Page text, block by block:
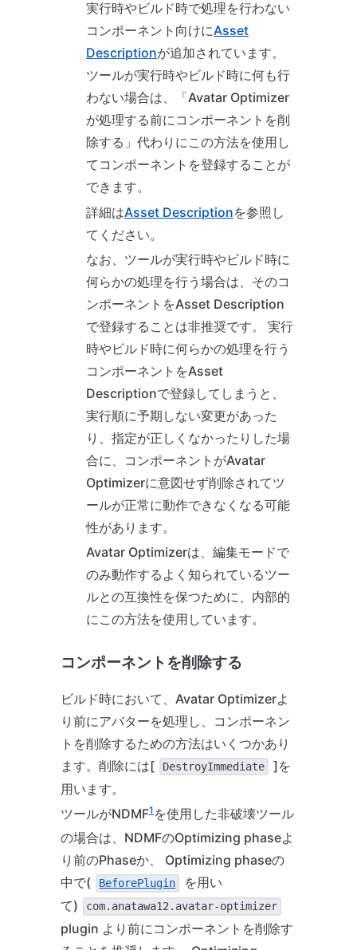
実行時やビルド時で処理を行わない
コンポーネント向けにAsset
Descriptionが追加されています。
ツールが実行時やビルド時に何も行
わない場合は、「Avatar Optimizer
が処理する前にコンポーネントを削
除する」代わりにこの方法を使用し
てコンポーネントを登録することが
できます。
詳細はAsset Descriptionを参照し
てください。
なお、ツールが実行時やビルド時に
何らかの処理を行う場合は、そのコ
ンポーネントをAsset Description
で登録することは非推奨です。 実行
時やビルド時に何らかの処理を行う
コンポーネントをAsset
Descriptionで登録してしまうと、
実行順に予期しない変更があった
り、指定が正しくなかったりした場
合に、コンポーネントがAvatar
Optimizerに意図せず削除されてツ
ールが正常に動作できなくなる可能
性があります。
Avatar Optimizerは、編集モードで
のみ動作するよく知られているツー
ルとの互換性を保つために、内部的
にこの方法を使用しています。
コンポーネントを削除する
ビルド時において、Avatar Optimizerよ
り前にアバターを処理し、コンポーネン
トを削除するための方法はいくつかあり
ます。削除には[
DestroyImmediate
]を
用います。
ツールがNDMF1 を使用した非破壊ツール
の場合は、NDMFのOptimizing phaseよ
り前のPhaseか、 Optimizing phaseの
中で(
BeforePlugin
を用い
て)
com.anatawa12.avatar-optimizer
plugin より前にコンポーネントを削除す